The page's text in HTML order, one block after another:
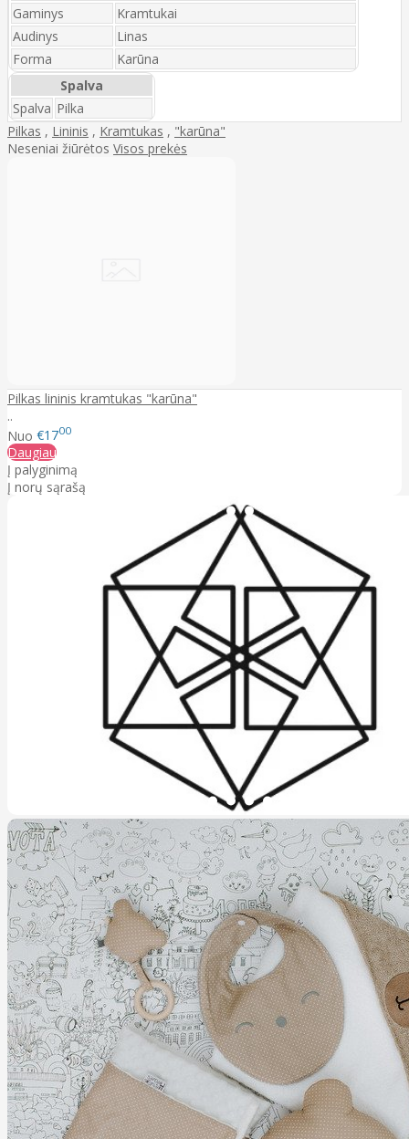
Gaminys
Kramtukai
Audinys
Linas
Forma
Karūna
Spalva
Spalva Pilka
Pilkas , Lininis , Kramtukas , "karūna"
Neseniai žiūrėtos Visos prekės
Pilkas lininis kramtukas "karūna"
..
Nuo €1700
Daugiau
Į palyginimą
Į norų sąrašą